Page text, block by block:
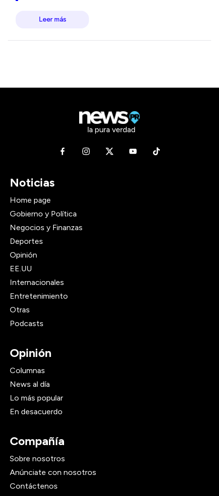
Leer más
la pura verdad
Noticias
Home page
Gobierno y Política
Negocios y Finanzas
Deportes
Opinión
EE.UU
Internacionales
Entretenimiento
Otras
Podcasts
Opinión
Columnas
News al día
Lo más popular
En desacuerdo
Compañía
Sobre nosotros
Anúnciate con nosotros
Contáctenos